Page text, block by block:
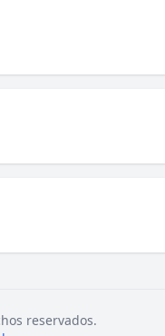
reservados.